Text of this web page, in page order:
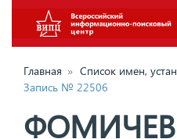
Главная » Список имен,
Запись № 22506